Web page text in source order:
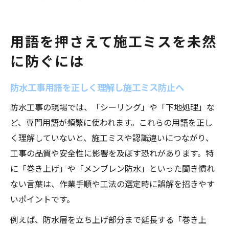
用語を押さえて施工ミスを未然
に防ぐには
防水工事用語を正しく理解し施工ミス防止へ
防水工事の現場では、「シーリング」や「下地処理」な
ど、専門用語が頻繁に使われます。これらの用語を正し
く理解していないと、施工ミスや認識違いにつながり、
工事の品質や安全性に影響を及ぼす恐れがあります。特
に「巻き上げ」や「メンブレン防水」といった聞き慣れ
ない言葉は、作業手順や工法の選定時に誤解を招きやす
いポイントです。
例えば、防水層を立ち上げ部分まで延長する「巻き上